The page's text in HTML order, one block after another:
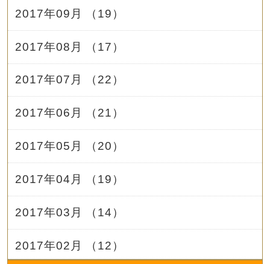
2017年09月 （19）
2017年08月 （17）
2017年07月 （22）
2017年06月 （21）
2017年05月 （20）
2017年04月 （19）
2017年03月 （14）
2017年02月 （12）